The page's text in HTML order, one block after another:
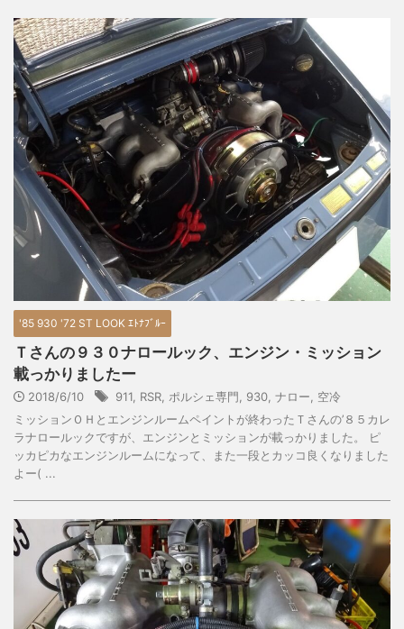
'85 930 '72 ST LOOK ｴﾄﾅﾌﾞﾙｰ
Ｔさんの９３０ナロールック、エンジン・ミッション
載っかりましたー
2018/6/10 911 RSR ポルシェ専門 930 ナロー
空冷
ミッションＯＨとエンジンルームペイントが終わったＴさんの’８５カレ
ラナロールックですが、エンジンとミッションが載っかりました。 ピ
ッカピカなエンジンルームになって、また一段とカッコ良くなりました
よー( ...